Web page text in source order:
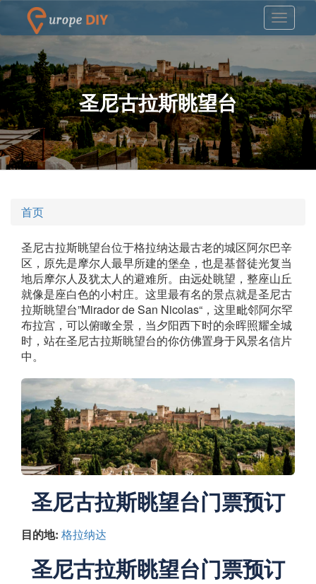
圣尼古拉斯眺望台
首页
圣尼古拉斯眺望台位于格拉纳达最古老的城区阿尔巴辛
区，原先是摩尔人最早所建的堡垒，也是基督徒光复当
地后摩尔人及犹太人的避难所。由远处眺望，整座山丘
就像是座白色的小村庄。这里最有名的景点就是圣尼古
拉斯眺望台”Mirador de San Nicolas“，这里毗邻阿尔罕
布拉宫，可以俯瞰全景，当夕阳西下时的余晖照耀全城
时，站在圣尼古拉斯眺望台的你仿佛置身于风景名信片
中。
圣尼古拉斯眺望台门票预订
目的地: 格拉纳达
圣尼古拉斯眺望台门票预订